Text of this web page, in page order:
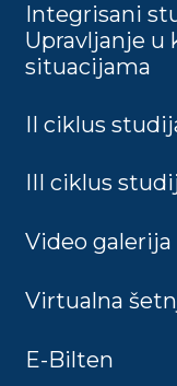
Integrisani
Upravljanje u
situacijama
II ciklus
III ciklus
Video galerija
Virtualna
E-Bilten